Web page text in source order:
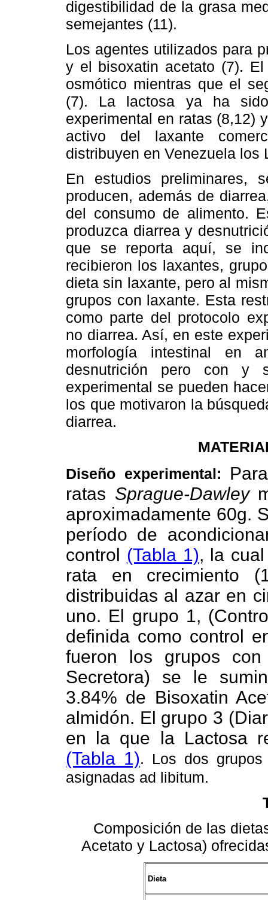
digestibilidad de la grasa
semejantes (11).
Los agentes utilizados para
y el bisoxatin acetato (7).
osmótico mientras que el
(7). La lactosa ya ha
experimental en ratas (8,12)
activo del laxante
distribuyen en Venezuela los
En estudios preliminares,
producen, además de
del consumo de alimento.
produzca diarrea y
que se reporta aquí, se
recibieron los laxantes,
dieta sin laxante, pero al
grupos con laxante. Esta
como parte del protocolo
no diarrea. Así, en este
morfología intestinal en
desnutrición pero con y
experimental se pueden
los que motivaron la
diarrea.
Diseño experimental:
ratas Sprague-Dawley
aproximadamente 60g.
período de
control (Tabla 1), la
rata en crecimiento
distribuidas al azar en
uno. El grupo 1,
definida como control
fueron los grupos
Secretora) se le
3.84% de Bisoxatin
almidón. El grupo 3
en la que la Lactosa
(Tabla 1). Los dos grupos
asignadas ad libitum.
Composición de las
Acetato y Lactosa)
Dieta